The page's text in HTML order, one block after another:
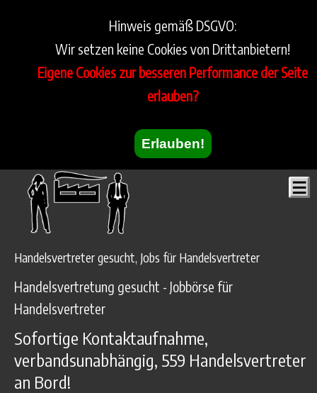
Hinweis gemäß DSGVO:
Wir setzen keine Cookies von Drittanbietern!
Eigene Cookies zur besseren Performance der Seite
erlauben?
Erlauben!
Handelsvertreter gesucht, Jobs für Handelsvertreter
Handelsvertretung gesucht - Jobbörse für
Handelsvertreter
Sofortige Kontaktaufnahme,
verbandsunabhängig, 559 Handelsvertreter
an Bord!